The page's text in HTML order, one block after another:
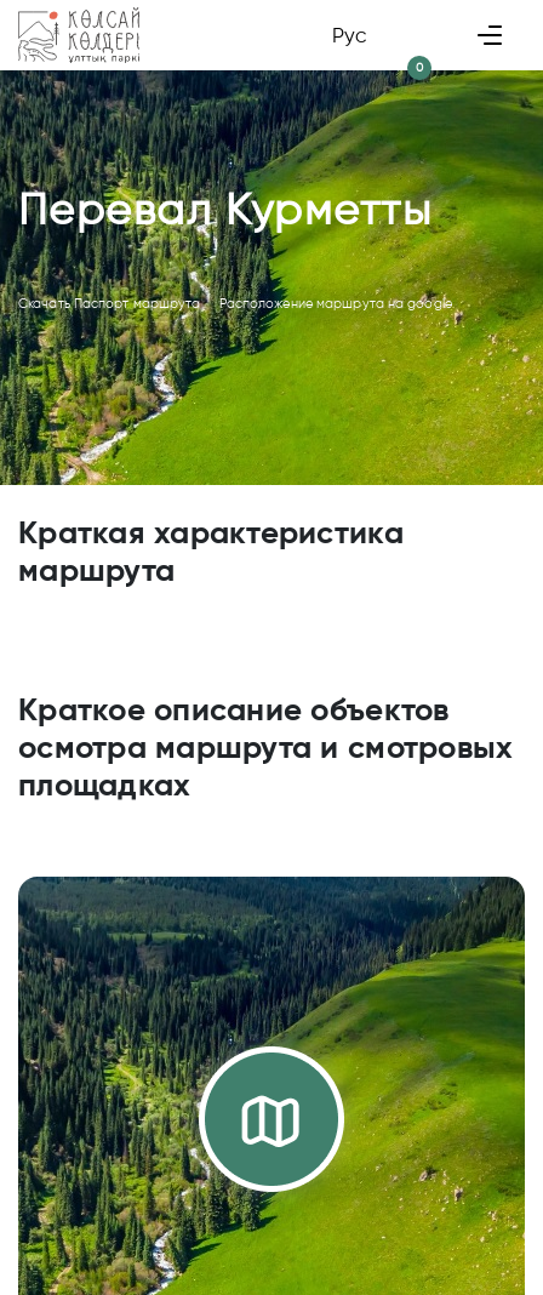
Рус
0
Перевал Курметты
Скачать Паспорт маршрута Расположение маршрута на google
Краткая характеристика
маршрута
Краткое описание объектов
осмотра маршрута и смотровых
площадках